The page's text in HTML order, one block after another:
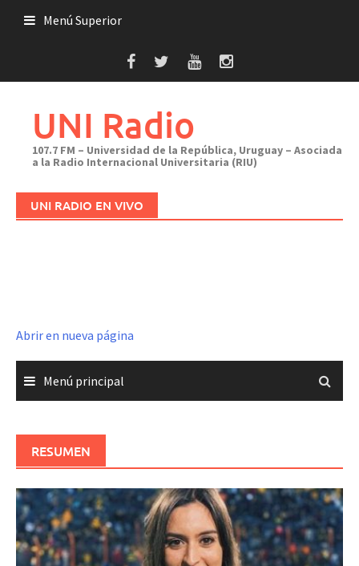
Menú Superior
UNI Radio
107.7 FM – Universidad de la República, Uruguay – Asociada
a la Radio Internacional Universitaria (RIU)
UNI RADIO EN VIVO
Abrir en nueva página
Menú principal
RESUMEN